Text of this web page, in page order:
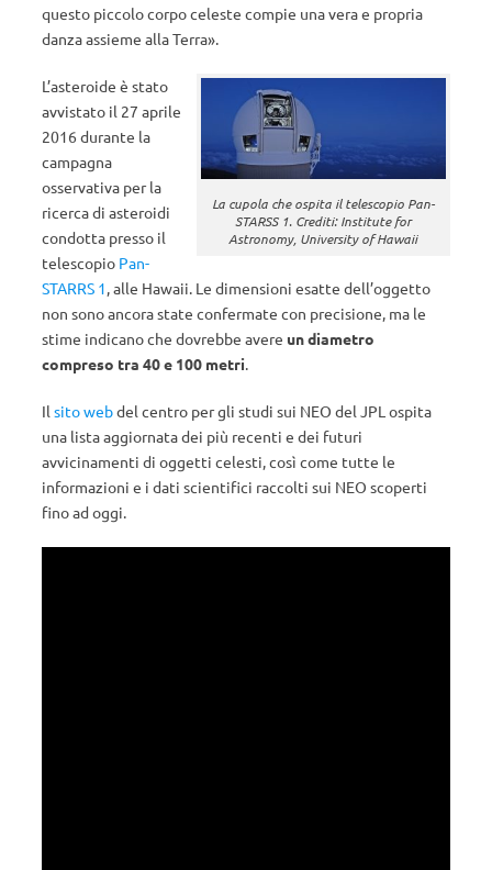
questo piccolo corpo celeste compie una vera e propria
danza assieme alla Terra».
La cupola che ospita il telescopio Pan-
STARSS 1. Crediti: Institute for
Astronomy, University of Hawaii
L’asteroide è stato
avvistato il 27 aprile
2016 durante la
campagna
osservativa per la
ricerca di asteroidi
condotta presso il
telescopio Pan-
STARRS 1, alle Hawaii. Le dimensioni esatte dell’oggetto
non sono ancora state confermate con precisione, ma le
stime indicano che dovrebbe avere un diametro
compreso tra 40 e 100 metri.
Il sito webdel centro per gli studi sui NEO del JPL ospita
una lista aggiornata dei più recenti e dei futuri
avvicinamenti di oggetti celesti, così come tutte le
informazioni e i dati scientifici raccolti sui NEO scoperti
fino ad oggi.